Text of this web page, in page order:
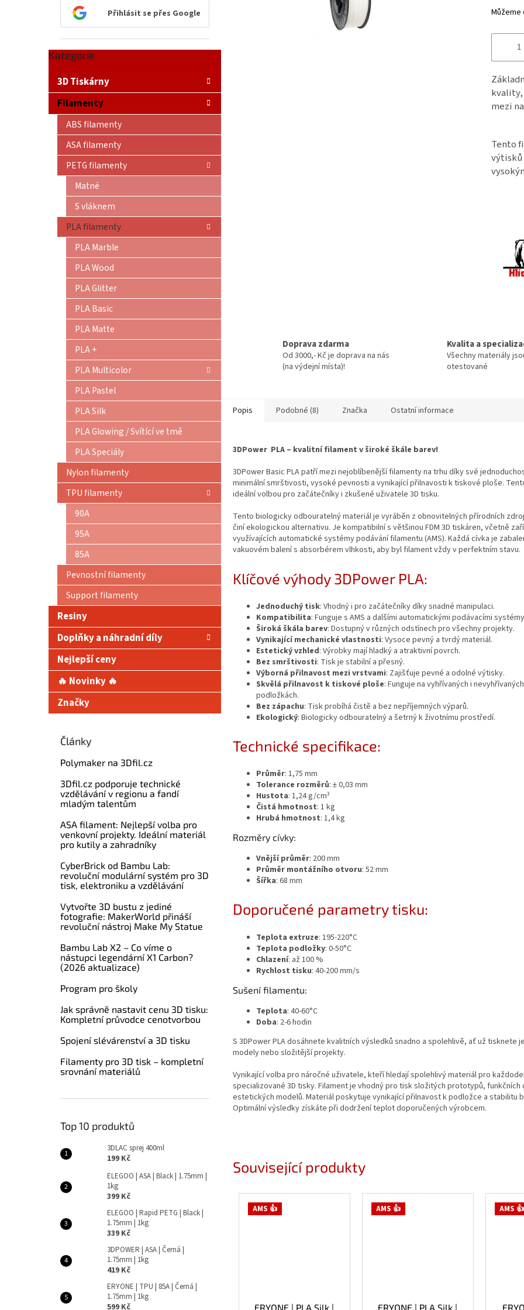
Přihlásit se přes Google
Přeskočit
Kategorie
3D Tiskárny
Filamenty
ABS filamenty
ASA filamenty
PETG filamenty
Matné
S vláknem
PLA filamenty
PLA Marble
PLA Wood
PLA Glitter
PLA Basic
PLA Matte
PLA +
PLA Multicolor
PLA Pastel
PLA Silk
PLA Glowing / Svítící ve tmě
PLA Speciály
Nylon filamenty
TPU filamenty
90A
95A
85A
Pevnostní filamenty
Support filamenty
Resiny
Doplňky a náhradní díly
Nejlepší ceny
🔥 Novinky 🔥
Značky
Články
Polymaker na 3Dfil.cz
3Dfil.cz podporuje technické
vzdělávání v regionu a fandí
mladým talentům
ASA filament: Nejlepší volba pro
venkovní projekty. Ideální materiál
pro kutily a zahradníky
CyberBrick od Bambu Lab:
revoluční modulární systém pro 3D
tisk, elektroniku a vzdělávání
Vytvořte 3D bustu z jediné
fotografie: MakerWorld přináší
revoluční nástroj Make My Statue
Bambu Lab X2 – Co víme o
nástupci legendární X1 Carbon?
(2026 aktualizace)
Program pro školy
Jak správně nastavit cenu 3D tisku:
Kompletní průvodce cenotvorbou
Spojení slévárenství a 3D tisku
Filamenty pro 3D tisk – kompletní
srovnání materiálů
Top 10 produktů
3DLAC sprej 400ml
199 Kč
ELEGOO | ASA | Black | 1.75mm |
1kg
399 Kč
ELEGOO | Rapid PETG | Black |
1.75mm | 1kg
339 Kč
3DPOWER | ASA | Černá |
1.75mm | 1kg
419 Kč
ERYONE | TPU | 85A | Černá |
1.75mm | 1kg
599 Kč
Můžeme
kvality,
mezi
Tento
výtisků
Doprava zdarma
Od 3000,- Kč je doprava na nás
(na výdejní místa)!
Kvalita a
Všechny materiály
otestované
Související produkty
AMS 👍
ERYONE | PLA Silk |
AMS 👍
ERYONE | PLA Silk |
AMS 👍
Popis Podobné (8) Značka Ostatní informace
3DPower PLA – kvalitní filament v široké škále barev!
3DPower Basic PLA patří mezi nejoblíbenější filamenty na trhu díky své
minimální smrštivosti, vysoké pevnosti a vynikající přilnavosti k tiskové ploše.
ideální volbou pro začátečníky i zkušené uživatele 3D tisku.
Tento biologicky odbouratelný materiál je vyráběn z obnovitelných přírodních
činí ekologickou alternativu. Je kompatibilní s většinou FDM 3D tiskáren, včetně
využívajících automatické systémy podávání filamentu (AMS). Každá cívka je
vakuovém balení s absorbérem vlhkosti, aby byl filament vždy v perfektním stavu.
Klíčové výhody 3DPower PLA:
Jednoduchý tisk: Vhodný i pro začátečníky díky snadné manipulaci.
Kompatibilita: Funguje s AMS a dalšími automatickými podávacími
Široká škála barev: Dostupný v různých odstínech pro všechny projekty.
Vynikající mechanické vlastnosti: Vysoce pevný a tvrdý materiál.
Estetický vzhled: Výrobky mají hladký a atraktivní povrch.
Bez smrštivosti: Tisk je stabilní a přesný.
Výborná přilnavost mezi vrstvami: Zajišťuje pevné a odolné výtisky.
Skvělá přilnavost k tiskové ploše: Funguje na vyhřívaných i nevyhřívaných
podložkách.
Bez zápachu: Tisk probíhá čistě a bez nepříjemných výparů.
Ekologický: Biologicky odbouratelný a šetrný k životnímu prostředí.
Technické specifikace:
Průměr: 1,75 mm
Tolerance rozměrů: ± 0,03 mm
Hustota: 1,24 g/cm³
Čistá hmotnost: 1 kg
Hrubá hmotnost: 1,4 kg
Rozměry cívky:
Vnější průměr: 200 mm
Průměr montážního otvoru: 52 mm
Šířka: 68 mm
Doporučené parametry tisku:
Teplota extruze: 195-220°C
Teplota podložky: 0-50°C
Chlazení: až 100 %
Rychlost tisku: 40-200 mm/s
Sušení filamentu:
Teplota: 40-60°C
Doba: 2-6 hodin
S 3DPower PLA dosáhnete kvalitních výsledků snadno a spolehlivě, ať už tisknete
modely nebo složitější projekty.
Vynikající volba pro náročné uživatele, kteří hledají spolehlivý materiál pro
specializované 3D tisky. Filament je vhodný pro tisk složitých prototypů, funkčních
estetických modelů. Materiál poskytuje vynikající přilnavost k podložce a stabilitu
Optimální výsledky získáte při dodržení teplot doporučených výrobcem.